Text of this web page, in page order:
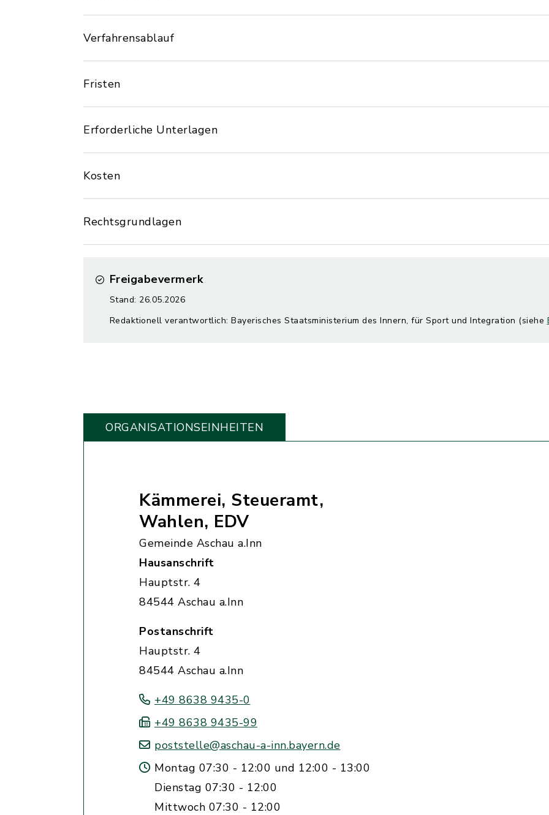
Verfahrensablauf
Fristen
Erforderliche Unterlagen
Kosten
Rechtsgrundlagen
Freigabevermerk
Stand: 26.05.2026
Redaktionell verantwortlich: Bayerisches Staatsministerium des Innern, für Sport und Integration (siehe
ORGANISATIONS­EINHEITEN
Kämmerei, Steueramt,
Wahlen, EDV
Gemeinde Aschau a.Inn
Hausanschrift
Hauptstr. 4
84544 Aschau a.Inn
Postanschrift
Hauptstr. 4
84544 Aschau a.Inn
+49 8638 9435-0
+49 8638 9435-99
poststelle@aschau-a-inn.bayern.de
Montag 07:30 - 12:00 und 12:00 - 13:00
Dienstag 07:30 - 12:00
Mittwoch 07:30 - 12:00